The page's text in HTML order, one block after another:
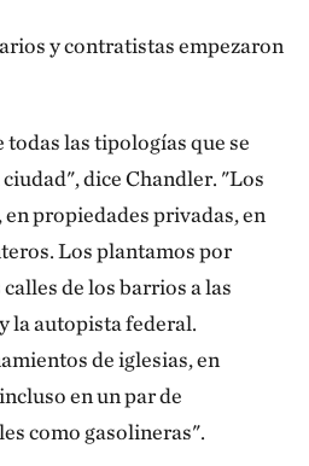
árboles urbanos,
en sicomoros, arces,
plantaron sobre todo
para mejorar
del aire,
orgánicos volátiles y
PM 2,5 y más finas. Es lo que
Los árboles lo absorben
puede adherirse a las
árboles. Eso significa que
y contratistas empezaron
las tipologías que se
dice Chandler. "Los
propiedades privadas, en
Los plantamos por
de los barrios a las
la autopista federal.
de iglesias, en
en un par de
como gasolineras".